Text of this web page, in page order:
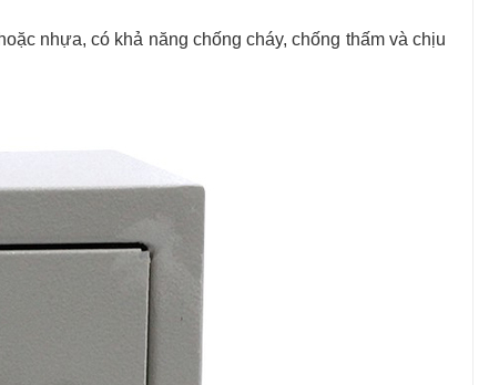
nhựa, có khả năng chống cháy, chống thấm và chịu